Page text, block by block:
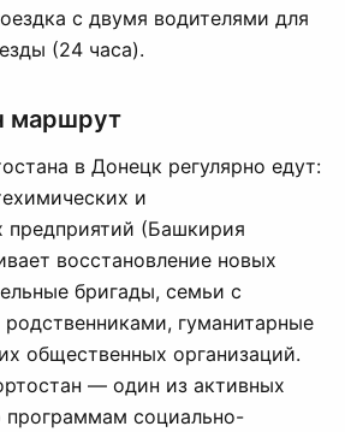
с двумя водителями для
(24 часа).
маршрут
в Донецк регулярно едут:
и
предприятий (Башкирия
восстановление новых
бригады, семьи с
гуманитарные
общественных организаций.
— один из активных
программам социально-